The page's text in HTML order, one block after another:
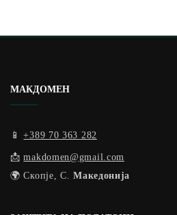
МАКДОМЕН
📱+389 70 363 282
📩makdomen@gmail.com
🌍 Скопје, С.Македонија